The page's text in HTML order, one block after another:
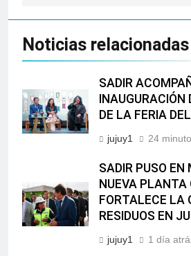
Noticias relacionadas
SADIR
INAUGURACIÓN
DE LA FERIA
jujuy1 24
SADIR PUSO
NUEVA PLANTA
FORTALECE LA
RESIDUOS EN
jujuy1 1 día